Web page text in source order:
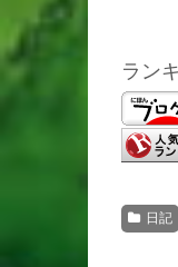
ラン
日記